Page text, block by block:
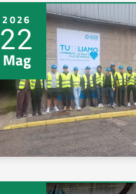
2026
22
Mag